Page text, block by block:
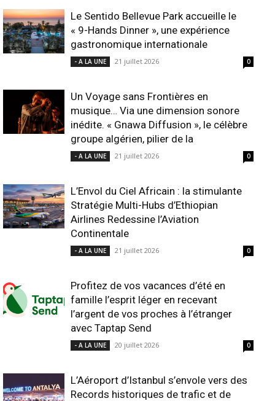
Le Sentido Bellevue Park accueille le
« 9-Hands Dinner », une expérience
gastronomique internationale
- A LA UNE 21 juillet 2026 0
Un Voyage sans Frontières en
musique… Via une dimension sonore
inédite. « Gnawa Diffusion », le célèbre
groupe algérien, pilier de la
- A LA UNE 21 juillet 2026 0
L’Envol du Ciel Africain : la stimulante
Stratégie Multi-Hubs d’Ethiopian
Airlines Redessine l’Aviation
Continentale
- A LA UNE 21 juillet 2026 0
Profitez de vos vacances d’été en
famille l’esprit léger en recevant
l’argent de vos proches à l’étranger
avec Taptap Send
- A LA UNE 20 juillet 2026 0
L’Aéroport d’Istanbul s’envole vers des
Records historiques de trafic et de